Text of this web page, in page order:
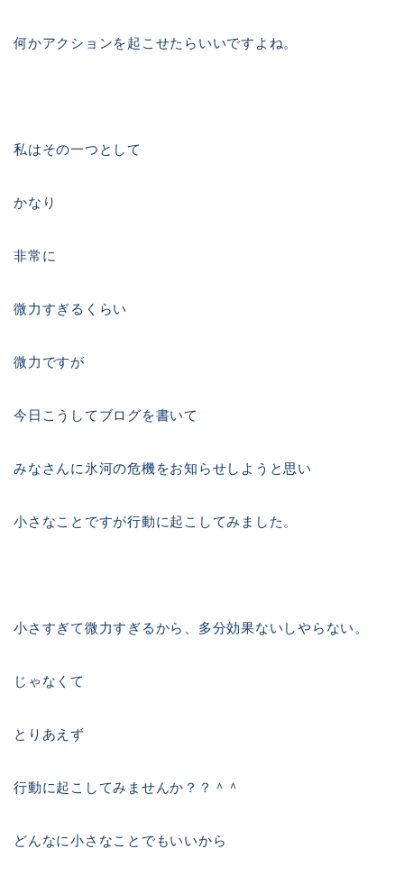
何かアクションを起こせたらいいですよね。
私はその一つとして
かなり
非常に
微力すぎるくらい
微力ですが
今日こうしてブログを書いて
みなさんに氷河の危機をお知らせしようと思い
小さなことですが行動に起こしてみました。
小さすぎて微力すぎるから、多分効果ないしやらない。
じゃなくて
とりあえず
行動に起こしてみませんか？？＾＾
どんなに小さなことでもいいから